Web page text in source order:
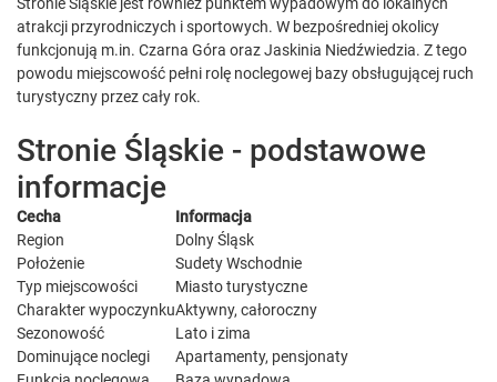
atrakcji przyrodniczych i sportowych. W bezpośredniej okolicy
funkcjonują m.in. Czarna Góra oraz Jaskinia Niedźwiedzia. Z tego
powodu miejscowość pełni rolę noclegowej bazy obsługującej ruch
turystyczny przez cały rok.
Stronie Śląskie - podstawowe
informacje
Cecha
Informacja
Region
Dolny Śląsk
Położenie
Sudety Wschodnie
Typ miejscowości
Miasto turystyczne
Charakter wypoczynkuAktywny, całoroczny
Sezonowość
Lato i zima
Dominujące noclegi
Apartamenty, pensjonaty